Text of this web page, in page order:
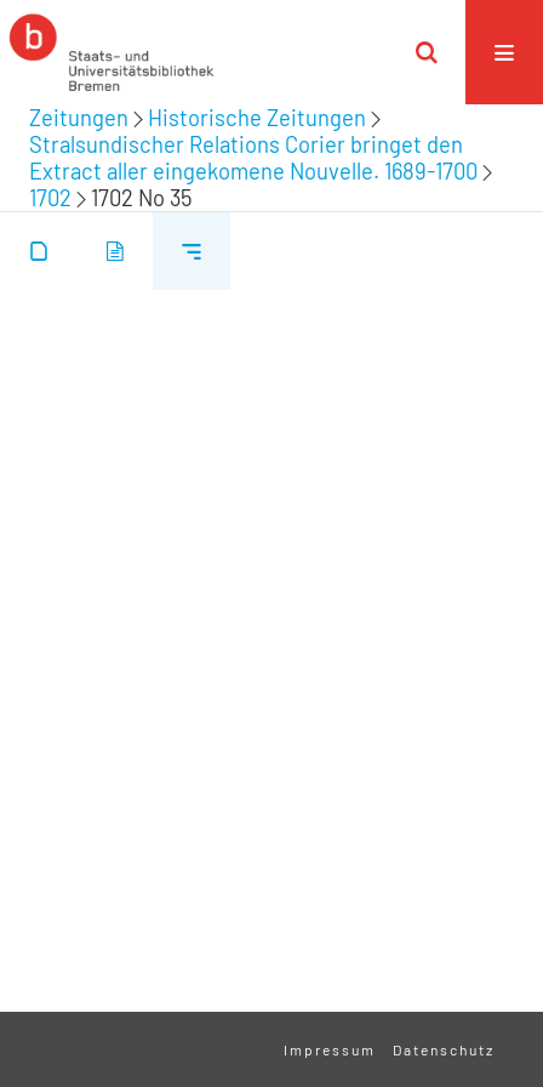
Zeitungen
Historische Zeitungen
Stralsundischer Relations Corier bringet den
Extract aller eingekomene Nouvelle. 1689-1700
1702
1702 No 35
Impressum Datenschutz